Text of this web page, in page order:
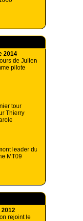
2014
de Julien
pilote
tour
Thierry
leader du
MT09
2012
rejoint le